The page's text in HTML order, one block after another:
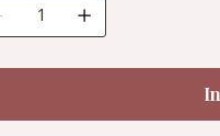
Temperatur